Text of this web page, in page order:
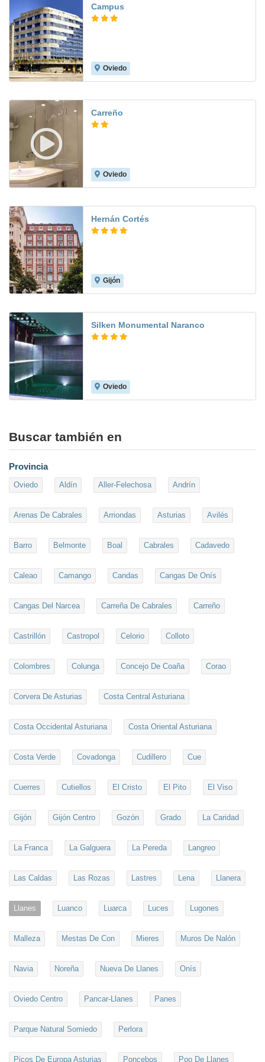
Campus
Oviedo
Carreño
Oviedo
Hernán Cortés
Gijón
Silken Monumental Naranco
Oviedo
Buscar también en
Provincia
Oviedo Aldín Aller-Felechosa Andrín
Arenas De Cabrales Arriondas Asturias Avilés
Barro Belmonte Boal Cabrales Cadavedo
Caleao Camango Candas Cangas De Onís
Cangas Del Narcea Carreña De Cabrales Carreño
Castrillón Castropol Celorio Colloto
Colombres Colunga Concejo De Coaña Corao
Corvera De Asturias Costa Central Asturiana
Costa Occidental Asturiana Costa Oriental Asturiana
Costa Verde Covadonga Cudillero Cue
Cuerres Cutiellos El Cristo El Pito El Viso
Gijón Gijón Centro Gozón Grado La Caridad
La Franca La Galguera La Pereda Langreo
Las Caldas Las Rozas Lastres Lena Llanera
Llanes Luanco Luarca Luces Lugones
Malleza Mestas De Con Mieres Muros De Nalón
Navia Noreña Nueva De Llanes Onís
Oviedo Centro Pancar-Llanes Panes
Parque Natural Somiedo Perlora
Picos De Europa Asturias Poncebos Poo De Llanes